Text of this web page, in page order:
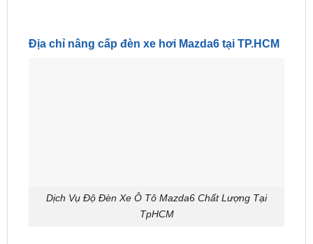
Địa chỉ nâng cấp đèn xe hơi Mazda6 tại TP.HCM
Dịch Vụ Độ Đèn Xe Ô Tô Mazda6 Chất Lượng Tại
TpHCM